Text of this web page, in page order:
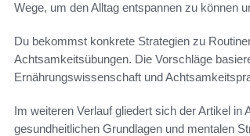
Wege, um den Alltag entspannen zu können
Du bekommst konkrete Strategien zu
Achtsamkeitsübungen. Die Vorschläge
Ernährungswissenschaft und
Im weiteren Verlauf gliedert sich der Artikel
gesundheitlichen Grundlagen und mentalen